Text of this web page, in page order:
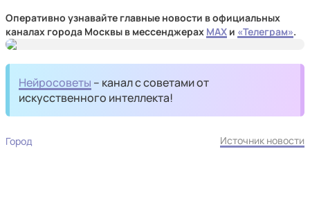
Оперативно узнавайте главные новости в официальных
каналах города Москвы в мессенджерах MAX и «Телеграм».
Нейросоветы – канал с советами от
искусственного интеллекта!
Город Источник новости